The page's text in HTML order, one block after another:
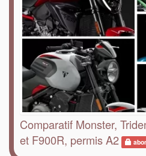
Comparatif Monster,
et F900R, permis A2